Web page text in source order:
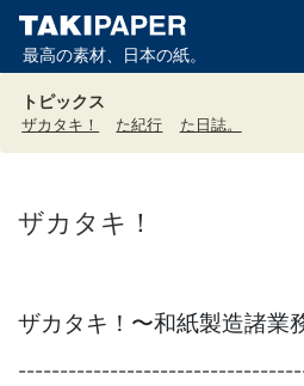
最高の素材、日本の紙。
トピックス
ザカタキ！ た紀行 た日誌。
ザカタキ！
ザカタキ！〜和紙製造諸業